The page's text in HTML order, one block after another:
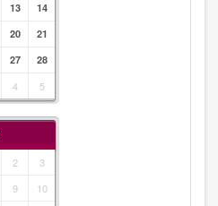
13
14
20
21
27
28
4 5
2
3
9
10